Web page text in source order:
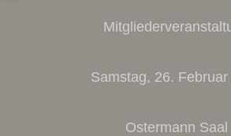
Samstag, 26. Februar
Ostermann Saal